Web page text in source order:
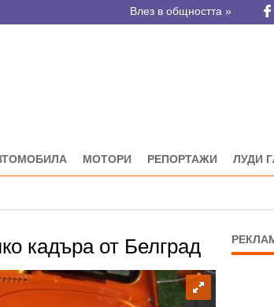
Влез в общността »
МОТОРИ РЕПОРТАЖИ ЛУДИ
кадъра от Белград